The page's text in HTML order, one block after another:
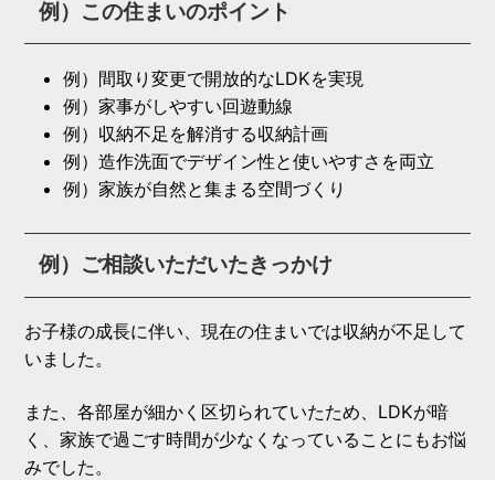
例）この住まいのポイント
例）間取り変更で開放的なLDKを実現
例）家事がしやすい回遊動線
例）収納不足を解消する収納計画
例）造作洗面でデザイン性と使いやすさを両立
例）家族が自然と集まる空間づくり
例）ご相談いただいたきっかけ
お子様の成長に伴い、現在の住まいでは収納が不足して
いました。
また、各部屋が細かく区切られていたため、LDKが暗
く、家族で過ごす時間が少なくなっていることにもお悩
みでした。